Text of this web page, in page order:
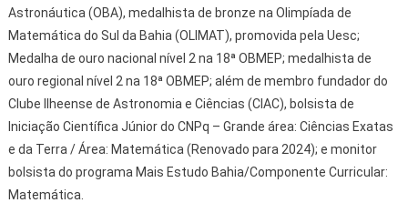
Astronáutica (OBA), medalhista de bronze na Olimpíada de
Matemática do Sul da Bahia (OLIMAT), promovida pela Uesc;
Medalha de ouro nacional nível 2 na 18ª OBMEP; medalhista de
ouro regional nível 2 na 18ª OBMEP; além de membro fundador do
Clube Ilheense de Astronomia e Ciências (CIAC), bolsista de
Iniciação Científica Júnior do CNPq – Grande área: Ciências Exatas
e da Terra / Área: Matemática (Renovado para 2024); e monitor
bolsista do programa Mais Estudo Bahia/Componente Curricular:
Matemática.